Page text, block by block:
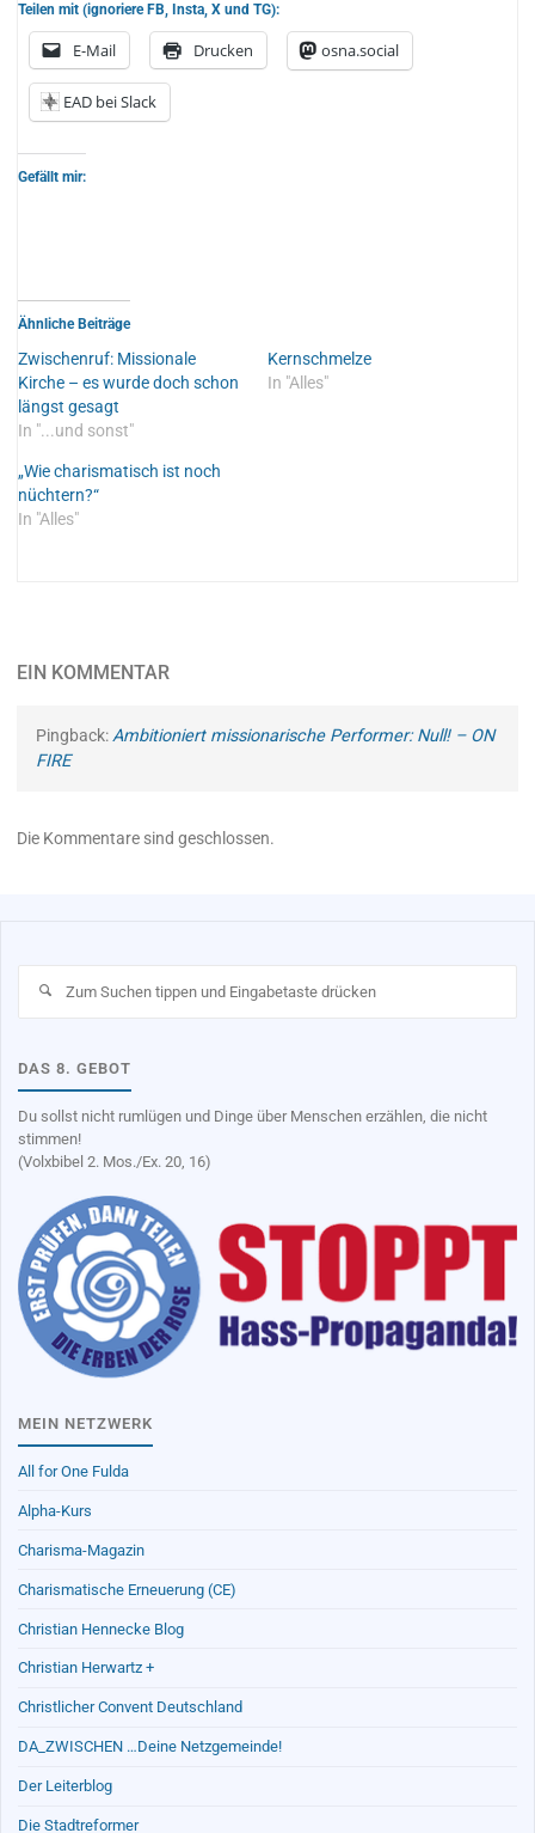
Teilen mit (ignoriere FB, Insta, X und TG):
E-Mail Drucken osna.social
EAD bei Slack
Gefällt mir:
Ähnliche Beiträge
Zwischenruf: Missionale
Kirche – es wurde doch schon
längst gesagt
In "...und sonst"
Kernschmelze
In "Alles"
„Wie charismatisch ist noch
nüchtern?“
In "Alles"
EIN KOMMENTAR
Pingback:Ambitioniert missionarische Performer: Null! – ON
FIRE
Die Kommentare sind geschlossen.
DAS 8. GEBOT
Du sollst nicht rumlügen und Dinge über Menschen erzählen, die nicht
stimmen!
(Volxbibel 2. Mos./Ex. 20, 16)
MEIN NETZWERK
All for One Fulda
Alpha-Kurs
Charisma-Magazin
Charismatische Erneuerung (CE)
Christian Hennecke Blog
Christian Herwartz +
Christlicher Convent Deutschland
DA_ZWISCHEN …Deine Netzgemeinde!
Der Leiterblog
Die Stadtreformer